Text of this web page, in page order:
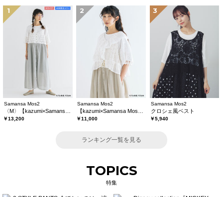
1
Samansa Mos2
￥13,200
2
Samansa Mos2
￥11,000
3
Samansa Mos2
クロシェ風ベスト
￥5,940
ランキング一覧を見る
TOPICS
特集